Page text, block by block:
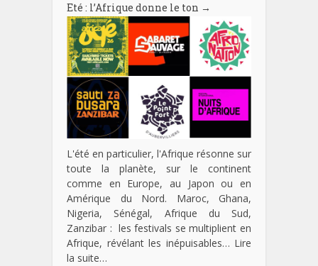
Eté : l’Afrique donne le ton →
L'été en particulier, l'Afrique résonne sur
toute la planète, sur le continent
comme en Europe, au Japon ou en
Amérique du Nord. Maroc, Ghana,
Nigeria, Sénégal, Afrique du Sud,
Zanzibar : les festivals se multiplient en
Afrique, révélant les inépuisables… Lire
la suite…